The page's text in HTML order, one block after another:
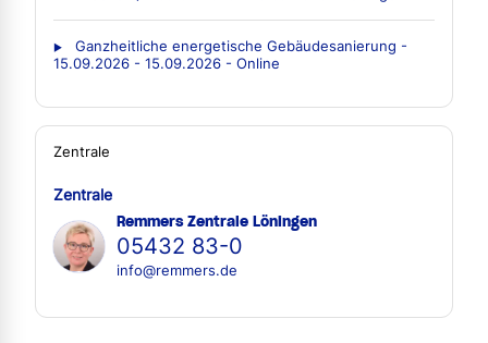
Ganzheitliche energetische Gebäudesanierung -
15.09.2026 - 15.09.2026 - Online
Zentrale
Zentrale
Remmers Zentrale Löningen
05432 83-0
info@remmers.de